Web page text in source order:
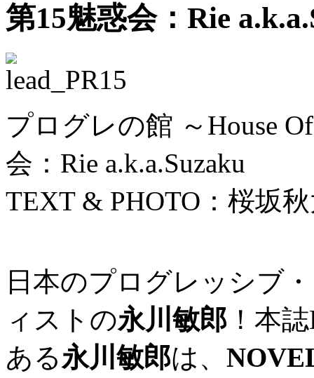
第15魅惑会：Rie
プログレの館 ～House
会：Rie a.k.a.Suzaku
TEXT & PHOTO：桜坂
日本のプログレッシブ
ィストの永川敏郎 ！本
ある永川敏郎は、